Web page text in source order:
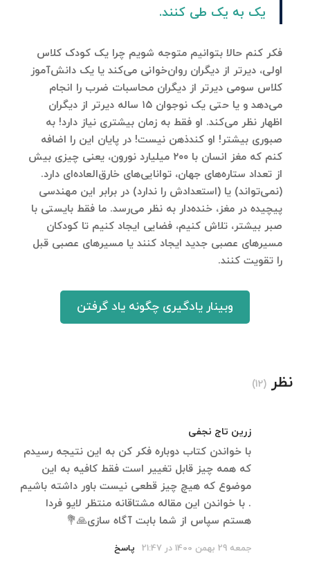
یک به یک طی کنند.
فکر کنم حالا بتوانیم متوجه شویم چرا یک کودک کلاس
اولی، دیرتر از دیگران روان‌خوانی می‌کند یا یک دانش‌آموز
کلاس سومی دیرتر از دیگران محاسبات ضرب را انجام
می‌دهد و یا حتی یک نوجوان ۱۵ ساله دیرتر از دیگران
اظهار نظر می‌کند. او فقط به زمان بیشتری نیاز دارد! به
صبوری بیشتر! او کندذهن نیست! در پایان این را اضافه
کنم که مغز انسان با ۲۰۰ میلیارد نورون، یعنی چیزی بیش
از تعداد ستاره‌های جهان، توانایی‌های خارق‌العاده‌ای دارد.
(نمی‌تواند) یا (استعدادش را ندارد) در برابر این مهندسی
پیچیده در مغز، خنده‌دار به نظر می‌رسد. ما فقط بایستی با
صبر بیشتر، تلاش کنیم، فضایی ایجاد کنیم تا کودکان
مسیرهای عصبی جدید ایجاد کنند یا مسیرهای عصبی قبل
را تقویت کنند.
وبینار یادگیری چگونه یاد گرفتن
نظر (12)
زرین تاج نجفی
با خواندن کتاب دوباره فکر کن به این نتیجه رسیدم
که همه چیز قابل تغییر است فقط کافیه به این
موضوع که هیچ چیز قطعی نیست باور داشته باشیم
. با خواندن این مقاله مشتاقانه منتظر لایو فردا
هستم سپاس از شما بابت آگاه سازی🙏💐
جمعه 29 بهمن 1400 در 21:47 پاسخ